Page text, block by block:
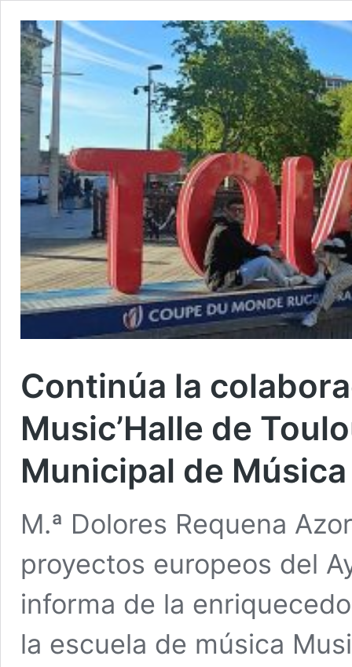
Continúa la
Music’Halle de
Municipal de
M.ª Dolores Requena
proyectos europeos del
informa de la
la escuela de música